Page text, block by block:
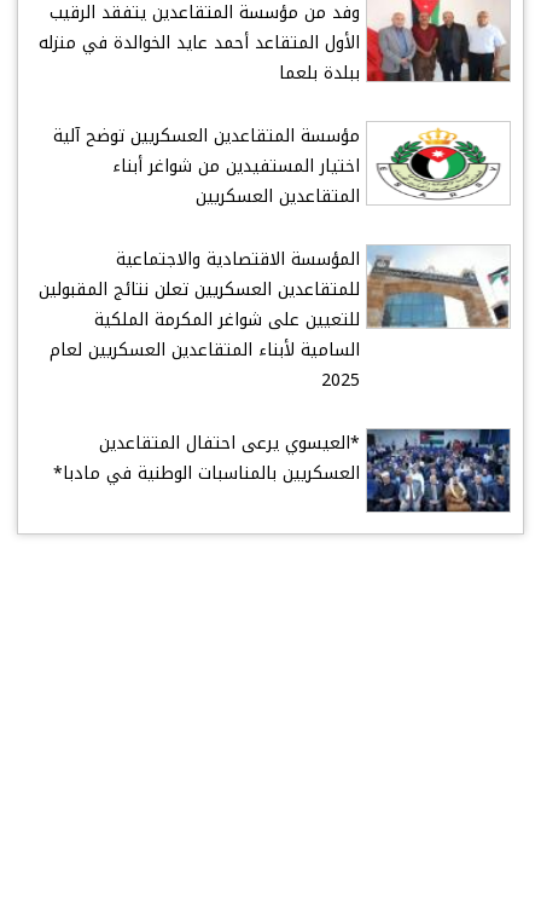
وفد من مؤسسة المتقاعدين يتفقد الرقيب
الأول المتقاعد أحمد عايد الخوالدة في منزله
ببلدة بلعما
مؤسسة المتقاعدين العسكريين توضح آلية
اختيار المستفيدين من شواغر أبناء
المتقاعدين العسكريين
المؤسسة الاقتصادية والاجتماعية
للمتقاعدين العسكريين تعلن نتائج المقبولين
للتعيين على شواغر المكرمة الملكية
السامية لأبناء المتقاعدين العسكريين لعام
2025
*العيسوي يرعى احتفال المتقاعدين
العسكريين بالمناسبات الوطنية في مادبا*